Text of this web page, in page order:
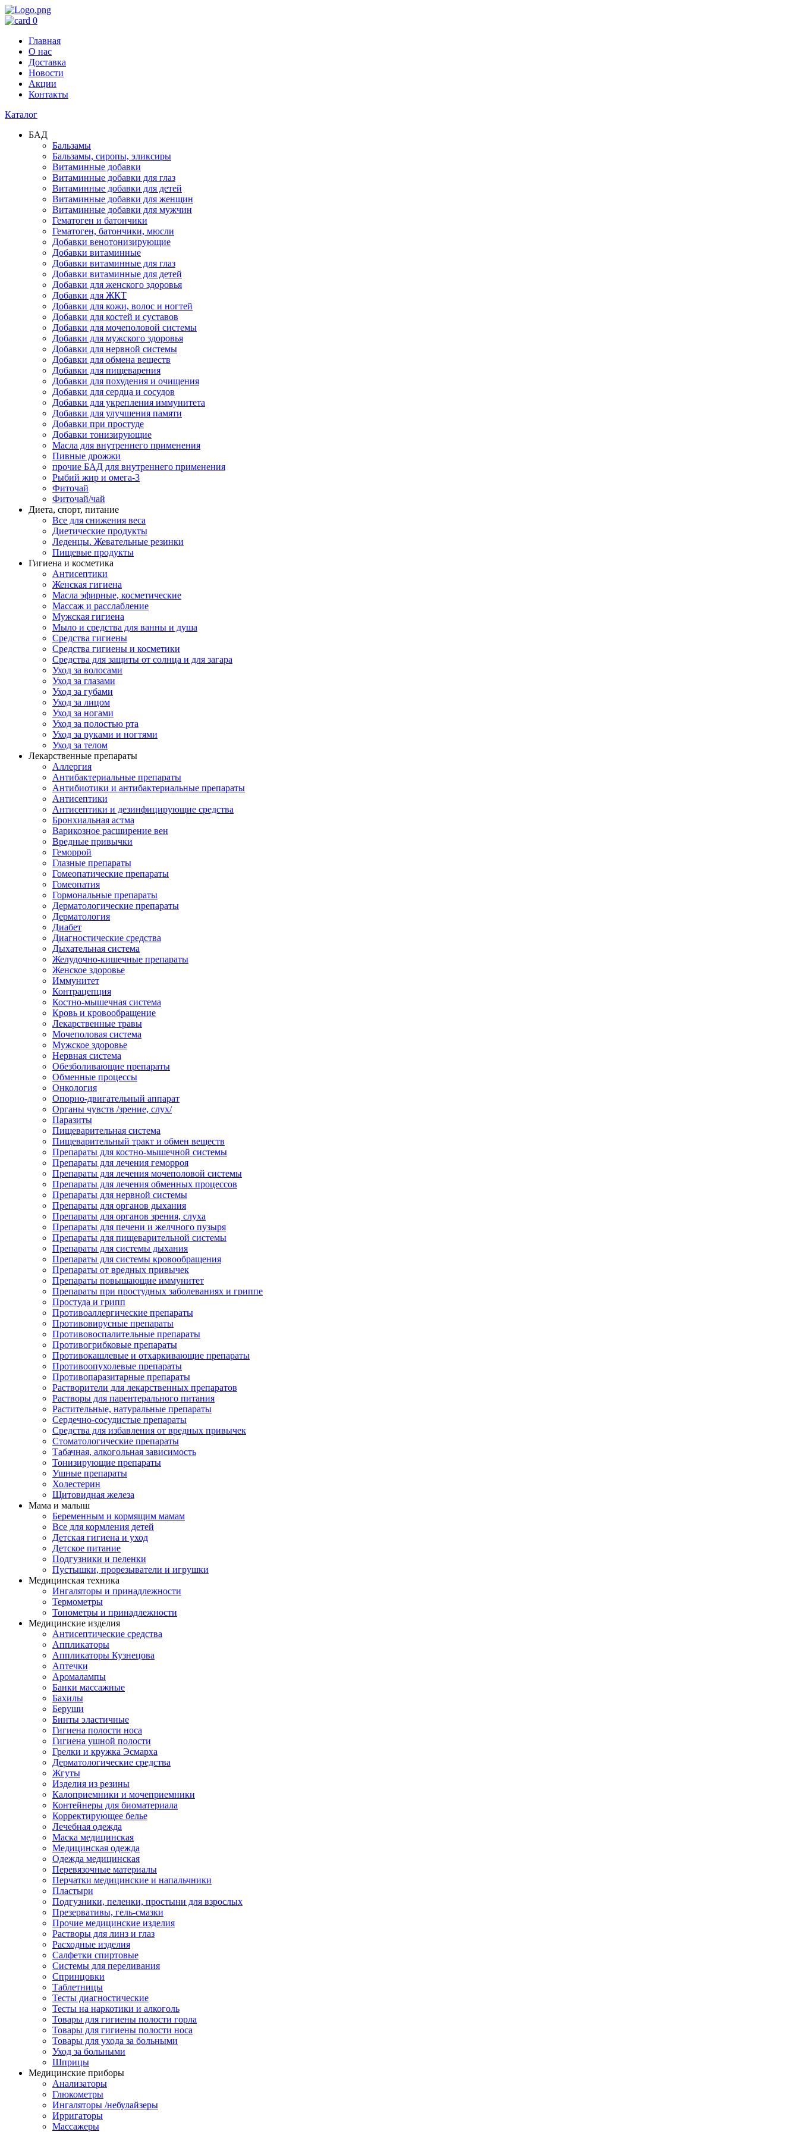
0
Главная
О нас
Доставка
Новости
Акции
Контакты
Каталог
БАД
Бальзамы
Бальзамы, сиропы, эликсиры
Витаминные добавки
Витаминные добавки для глаз
Витаминные добавки для детей
Витаминные добавки для женщин
Витаминные добавки для мужчин
Гематоген и батончики
Гематоген, батончики, мюсли
Добавки венотонизирующие
Добавки витаминные
Добавки витаминные для глаз
Добавки витаминные для детей
Добавки для женского здоровья
Добавки для ЖКТ
Добавки для кожи, волос и ногтей
Добавки для костей и суставов
Добавки для мочеполовой системы
Добавки для мужского здоровья
Добавки для нервной системы
Добавки для обмена веществ
Добавки для пищеварения
Добавки для похудения и очищения
Добавки для сердца и сосудов
Добавки для укрепления иммунитета
Добавки для улучшения памяти
Добавки при простуде
Добавки тонизирующие
Масла для внутреннего применения
Пивные дрожжи
прочие БАД для внутреннего применения
Рыбий жир и омега-3
Фиточай
Фиточай/чай
Диета, спорт, питание
Все для снижения веса
Диетические продукты
Леденцы. Жевательные резинки
Пищевые продукты
Гигиена и косметика
Антисептики
Женская гигиена
Масла эфирные, косметические
Массаж и расслабление
Мужская гигиена
Мыло и средства для ванны и душа
Средства гигиены
Средства гигиены и косметики
Средства для защиты от солнца и для загара
Уход за волосами
Уход за глазами
Уход за губами
Уход за лицом
Уход за ногами
Уход за полостью рта
Уход за руками и ногтями
Уход за телом
Лекарственные препараты
Аллергия
Антибактериальные препараты
Антибиотики и антибактериальные препараты
Антисептики
Антисептики и дезинфицирующие средства
Бронхиальная астма
Варикозное расширение вен
Вредные привычки
Геморрой
Глазные препараты
Гомеопатические препараты
Гомеопатия
Гормональные препараты
Дерматологические препараты
Дерматология
Диабет
Диагностические средства
Дыхательная система
Желудочно-кишечные препараты
Женское здоровье
Иммунитет
Контрацепция
Костно-мышечная система
Кровь и кровообращение
Лекарственные травы
Мочеполовая система
Мужское здоровье
Нервная система
Обезболивающие препараты
Обменные процессы
Онкология
Опорно-двигательный аппарат
Органы чувств /зрение, слух/
Паразиты
Пищеварительная система
Пищеварительный тракт и обмен веществ
Препараты для костно-мышечной системы
Препараты для лечения геморроя
Препараты для лечения мочеполовой системы
Препараты для лечения обменных процессов
Препараты для нервной системы
Препараты для органов дыхания
Препараты для органов зрения, слуха
Препараты для печени и желчного пузыря
Препараты для пищеварительной системы
Препараты для системы дыхания
Препараты для системы кровообращения
Препараты от вредных привычек
Препараты повышающие иммунитет
Препараты при простудных заболеваниях и гриппе
Простуда и грипп
Противоаллергические препараты
Противовирусные препараты
Противовоспалительные препараты
Противогрибковые препараты
Противокашлевые и отхаркивающие препараты
Противоопухолевые препараты
Противопаразитарные препараты
Растворители для лекарственных препаратов
Растворы для парентерального питания
Растительные, натуральные препараты
Сердечно-сосудистые препараты
Средства для избавления от вредных привычек
Стоматологические препараты
Табачная, алкогольная зависимость
Тонизирующие препараты
Ушные препараты
Холестерин
Щитовидная железа
Мама и малыш
Беременным и кормящим мамам
Все для кормления детей
Детская гигиена и уход
Детское питание
Подгузники и пеленки
Пустышки, прорезыватели и игрушки
Медицинская техника
Ингаляторы и принадлежности
Термометры
Тонометры и принадлежности
Медицинские изделия
Антисептические средства
Аппликаторы
Аппликаторы Кузнецова
Аптечки
Аромалампы
Банки массажные
Бахилы
Беруши
Бинты эластичные
Гигиена полости носа
Гигиена ушной полости
Грелки и кружка Эсмарха
Дерматологические средства
Жгуты
Изделия из резины
Калоприемники и мочеприемники
Контейнеры для биоматериала
Корректирующее белье
Лечебная одежда
Маска медицинская
Медицинская одежда
Одежда медицинская
Перевязочные материалы
Перчатки медицинские и напальчники
Пластыри
Подгузники, пеленки, простыни для взрослых
Презервативы, гель-смазки
Прочие медицинские изделия
Растворы для линз и глаз
Расходные изделия
Салфетки спиртовые
Системы для переливания
Спринцовки
Таблетницы
Тесты диагностические
Тесты на наркотики и алкоголь
Товары для гигиены полости горла
Товары для гигиены полости носа
Товары для ухода за больными
Уход за больными
Шприцы
Медицинские приборы
Анализаторы
Глюкометры
Ингаляторы /небулайзеры
Ирригаторы
Массажеры